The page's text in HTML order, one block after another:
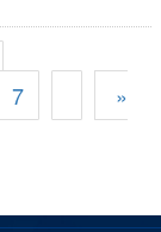
7
»